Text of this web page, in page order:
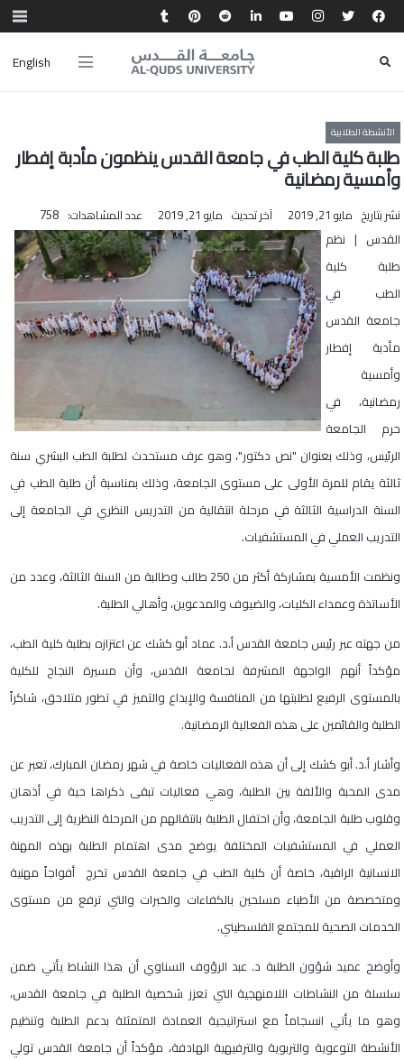
English
الأنشطة الطلابية
طلبة كلية الطب في جامعة القدس ينظمون مأدبة إفطار
وأمسية رمضانية
نشر بتاريخ مايو 21, 2019 آخر تحديث مايو 21, 2019 عدد المشاهدات: 758
القدس | نظم
طلبة كلية
الطب في
جامعة القدس
مأدبة إفطار
وأمسية
رمضانية، في
حرم الجامعة
الرئيس، وذلك بعنوان "نص دكتور"، وهو عرف مستحدث لطلبة الطب البشري سنة
ثالثة يقام للمرة الأولى على مستوى الجامعة، وذلك بمناسبة أن طلبة الطب في
السنة الدراسية الثالثة في مرحلة انتقالية من التدريس النظري في الجامعة إلى
التدريب العملي في المستشفيات.
ونظمت الأمسية بمشاركة أكثر من 250 طالب وطالبة من السنة الثالثة، وعدد من
الأساتذة وعمداء الكليات، والضيوف والمدعوين، وأهالي الطلبة.
من جهته عبر رئيس جامعة القدس أ.د. عماد أبو كشك عن اعتزازه بطلبة كلية الطب،
مؤكداً أنهم الواجهة المشرفة لجامعة القدس، وأن مسيرة النجاح للكلية
بالمستوى الرفيع لطلبتها من المنافسة والإبداع والتميز في تطور متلاحق، شاكراً
الطلبة والقائمين على هذه الفعالية الرمضانية.
وأشار أ.د. أبو كشك إلى أن هذه الفعاليات خاصة في شهر رمضان المبارك، تعبر عن
مدى المحبة والألفة بين الطلبة، وهي فعاليات تبقى ذكراها حية في أذهان
وقلوب طلبة الجامعة، وأن احتفال الطلبة بانتقالهم من المرحلة النظرية إلى التدريب
العملي في المستشفيات المختلفة يوضح مدى اهتمام الطلبة بهذه المهنة
الانسانية الراقية، خاصة أن كلية الطب في جامعة القدس تخرج أفواجاً مهنية
ومتخصصة من الأطباء مسلحين بالكفاءات والخبرات والتي ترفع من مستوى
الخدمات الصحية للمجتمع الفلسطيني.
وأوضح عميد شؤون الطلبة د. عبد الرؤوف السناوي أن هذا النشاط يأتي ضمن
سلسلة من النشاطات اللامنهجية التي تعزز شخصية الطلبة في جامعة القدس،
وهو ما يأتي انسجاماً مع استراتيجية العمادة المتمثلة بدعم الطلبة وتنظيم
الأنشطة التوعوية والتربوية والترفيهية الهادفة، مؤكداً أن جامعة القدس تولي